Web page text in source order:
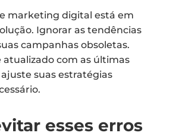
marketing digital está em
Ignorar as tendências
campanhas obsoletas.
atualizado com as últimas
suas estratégias
esses erros